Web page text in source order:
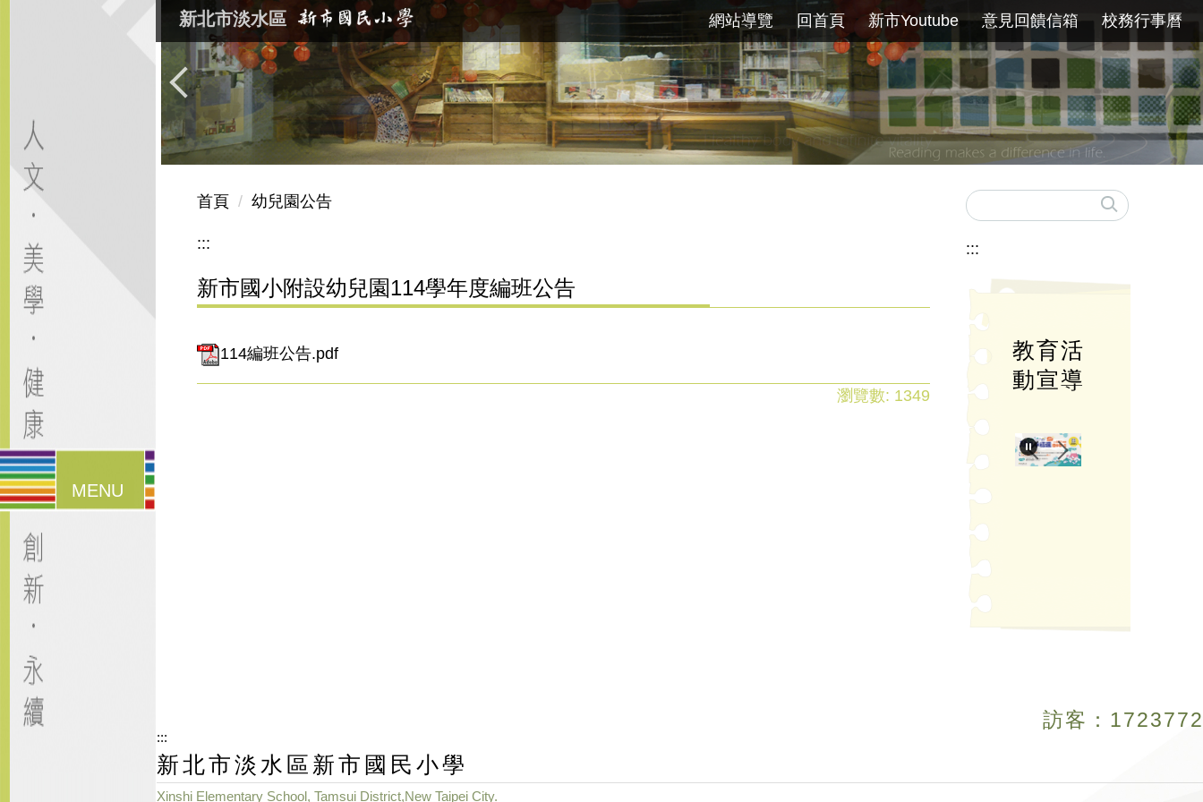
新北市淡水區 網站導覽 回首頁 新市Youtube 意見回饋信箱 校務行事曆
漢堡鈕
選單
首頁 幼兒園公告
:::
新市國小附設幼兒園114學年度編班公告
114編班公告.pdf
瀏覽數: 1349
:::
教育活
動宣導
:::
新北市淡水區新市國民小學
Xinshi Elementary School, Tamsui District,New Taipei City.
訪客： 1723772